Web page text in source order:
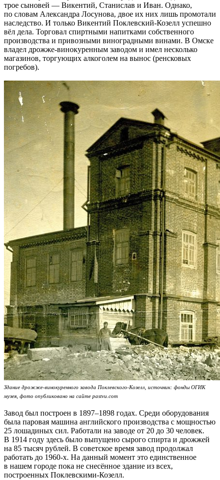
трое сыновей — Викентий, Станислав и Иван. Однако,
по словам Александра Лосунова, двое их них лишь промотали
наследство. И только Викентий Поклевский-Козелл успешно
вёл дела. Торговал спиртными напитками собственного
производства и привозными виноградными винами. В Омске
владел дрожже-винокуренным заводом и имел несколько
магазинов, торгующих алкоголем на вынос (ренсковых
погребов).
Здание дрожже-винокуренного завода Поклевского-Козелл, источник: фонды ОГИК
музея, фото опубликовано на сайте pastvu.com
Завод был построен в 1897–1898 годах. Среди оборудования
была паровая машина английского производства с мощностью
25 лошадиных сил. Работали на заводе от 20 до 30 человек.
В 1914 году здесь было выпущено сырого спирта и дрожжей
на 85 тысяч рублей. В советское время завод продолжал
работать до 1960-х. На данный момент это единственное
в нашем городе пока не снесённое здание из всех,
построенных Поклевскими-Козелл.